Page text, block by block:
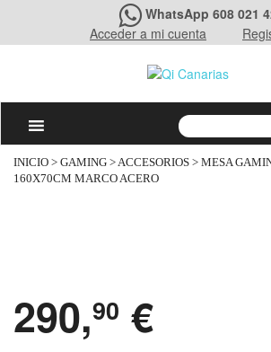
WhatsApp 608 021
Acceder a mi cuenta
INICIO > GAMING >ACCESORIOS > MESA
160X70CM MARCO ACERO
290,90 €